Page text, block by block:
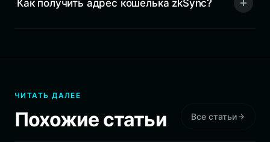
Как получить адрес кошелька zkSync?
ЧИТАТЬ ДАЛЕЕ
Похожие статьи Все статьи